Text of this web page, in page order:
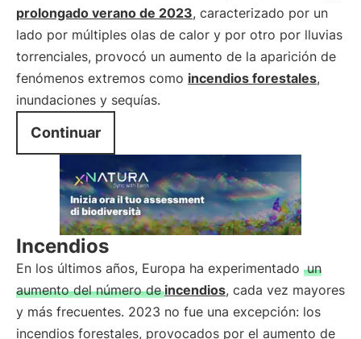
prolongado verano de 2023, caracterizado por un
lado por múltiples olas de calor y por otro por lluvias
torrenciales, provocó un aumento de la aparición de
fenómenos extremos como incendios forestales,
inundaciones y sequías.
Continuar
Incendios
En los últimos años, Europa ha experimentado un
aumento del número de incendios, cada vez mayores
y más frecuentes. 2023 no fue una excepción: los
incendios forestales, provocados por el aumento de